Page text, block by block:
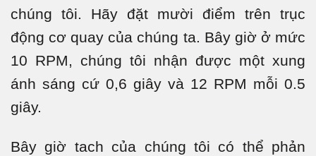
chúng tôi. Hãy đặt mười điểm trên trục
động cơ quay của chúng ta. Bây giờ ở mức
10 RPM, chúng tôi nhận được một xung
ánh sáng cứ 0,6 giây và 12 RPM mỗi 0.5
giây.
Bây giờ tach của chúng tôi có thể phản